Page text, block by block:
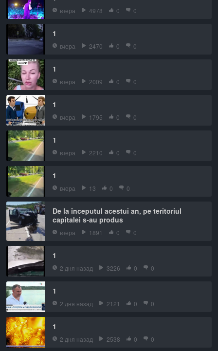
вчера 4978 0 0
1
вчера 2470 0 0
1
вчера 2009 0 0
1
вчера 1795 0 0
1
вчера 2210 0 0
1
вчера 13 0 0
De la începutul acestui an, pe teritoriul
capitalei s-au produs
вчера 1891 0 0
1
2 дня назад 3226 0 0
1
2 дня назад 2121 0 0
1
2 дня назад 2538 0 0